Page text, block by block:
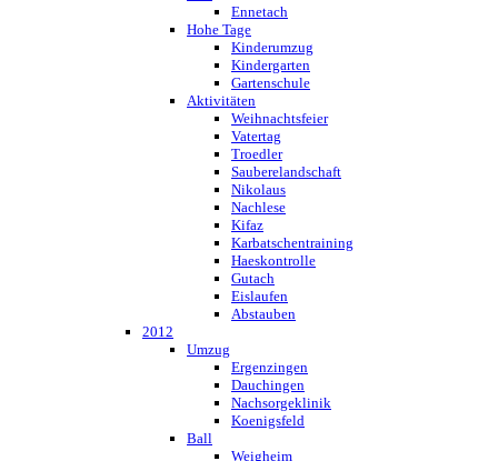
Ennetach
Hohe Tage
Kinderumzug
Kindergarten
Gartenschule
Aktivitäten
Weihnachtsfeier
Vatertag
Troedler
Sauberelandschaft
Nikolaus
Nachlese
Kifaz
Karbatschentraining
Haeskontrolle
Gutach
Eislaufen
Abstauben
2012
Umzug
Ergenzingen
Dauchingen
Nachsorgeklinik
Koenigsfeld
Ball
Weigheim